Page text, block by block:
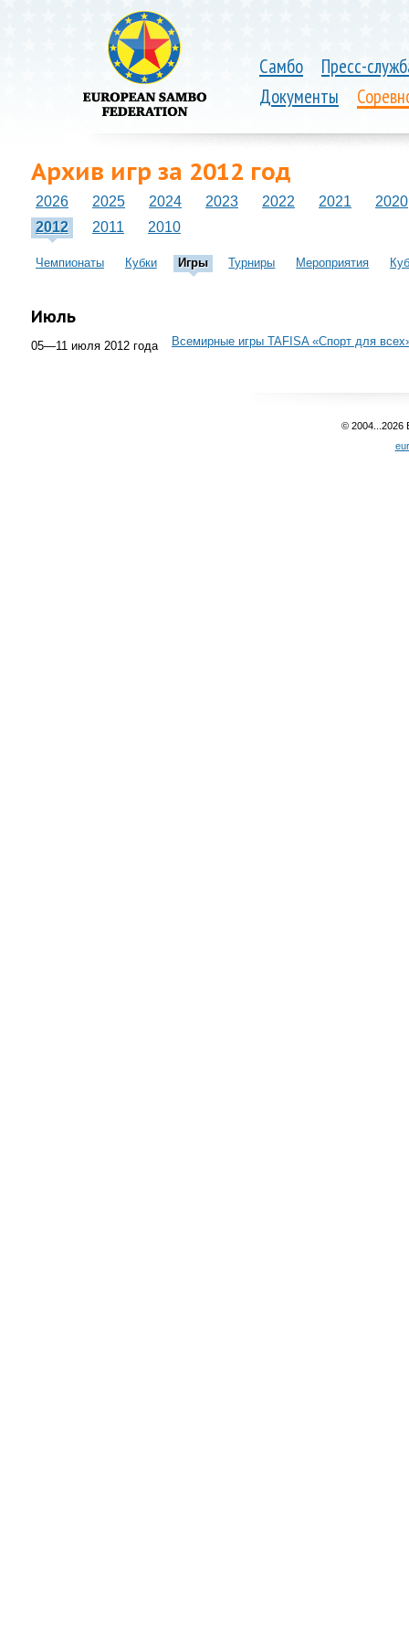
Самбо
Пресс-
Документы
Архив игр за 2012 год
2026 2025 2024 2023 2022 2021
2020
2012
2011 2010
Чемпионаты Кубки Игры Турниры Мероприятия
Июль
05—11 июля 2012 года Всемирные игры TAFISA «Спорт для
© 2004...2026